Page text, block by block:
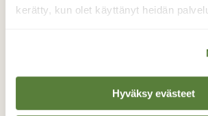
kerätty, kun olet käyttänyt heidän
Hyväksy evästeet
Joutsenet matkalla
TAKAISIN LISTAAN